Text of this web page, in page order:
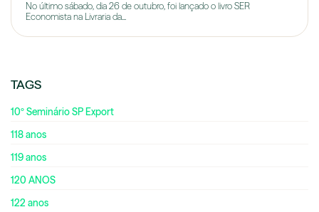
No último sábado, dia 26 de outubro, foi lançado o livro SER
Economista na Livraria da...
TAGS
10º Seminário SP Export
118 anos
119 anos
120 ANOS
122 anos